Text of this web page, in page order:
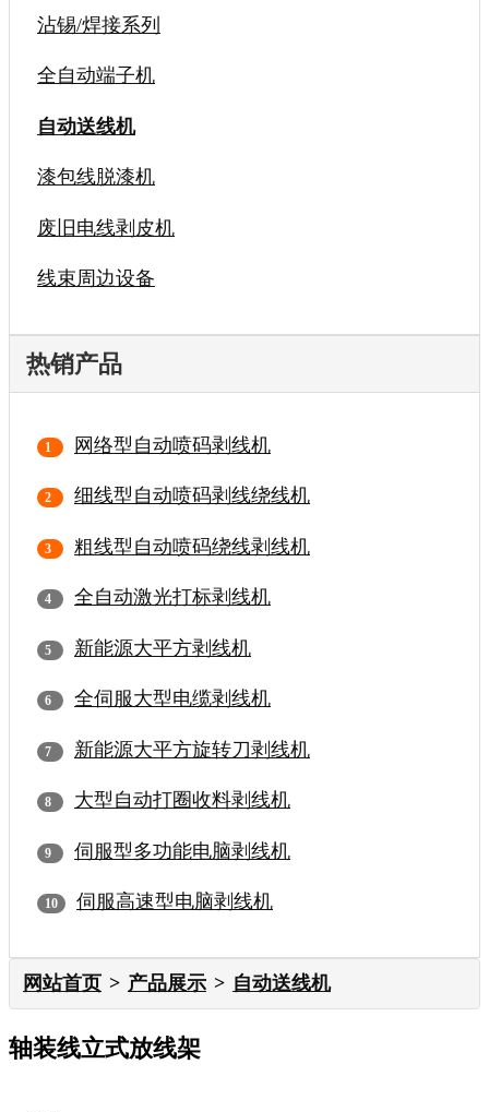
沾锡/焊接系列
全自动端子机
自动送线机
漆包线脱漆机
废旧电线剥皮机
线束周边设备
热销产品
网络型自动喷码剥线机
细线型自动喷码剥线绕线机
粗线型自动喷码绕线剥线机
全自动激光打标剥线机
新能源大平方剥线机
全伺服大型电缆剥线机
新能源大平方旋转刀剥线机
大型自动打圈收料剥线机
伺服型多功能电脑剥线机
伺服高速型电脑剥线机
网站首页 产品展示 自动送线机
轴装线立式放线架